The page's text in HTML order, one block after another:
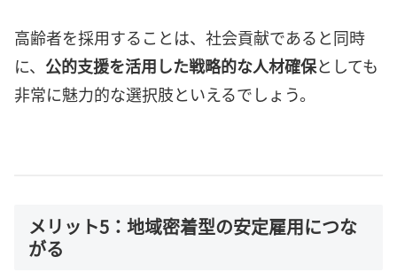
高齢者を採用することは、社会貢献であると同時
に、 公的支援を活用した戦略的な人材確保としても
非常に魅力的な選択肢といえるでしょう。
メリット5：地域密着型の安定雇用につな
がる